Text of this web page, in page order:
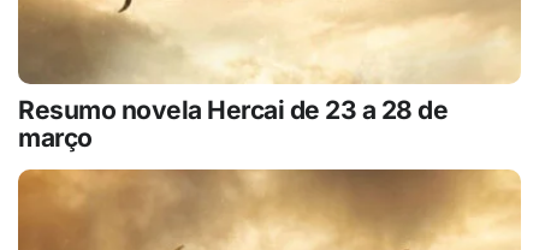
Resumo novela Hercai de 23 a 28 de
março